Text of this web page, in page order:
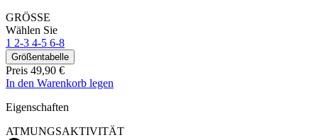
GRÖSSE
Wählen Sie
1 2-3 4-5 6-8
Größentabelle
Preis 49,90 €
In den Warenkorb legen
Eigenschaften
ATMUNGSAKTIVITÄT